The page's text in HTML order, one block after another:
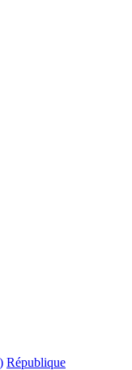
République